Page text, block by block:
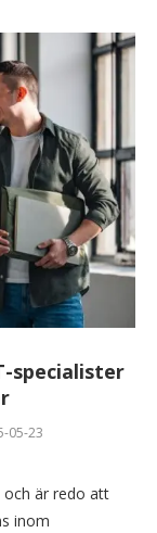
specialister
05-23
och är redo att
inom